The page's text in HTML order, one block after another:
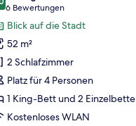
von 10
6 Bewertungen
(6
Bewertungen)
Blick auf die Stadt
52 m²
2 Schlafzimmer
Platz für 4 Personen
1 King-Bett und 2
Kostenloses WLAN